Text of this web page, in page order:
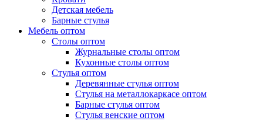
Детская мебель
Барные стулья
Мебель оптом
Столы оптом
Журнальные столы оптом
Кухонные столы оптом
Стулья оптом
Деревянные стулья оптом
Стулья на металлокаркасе оптом
Барные стулья оптом
Стулья венские оптом